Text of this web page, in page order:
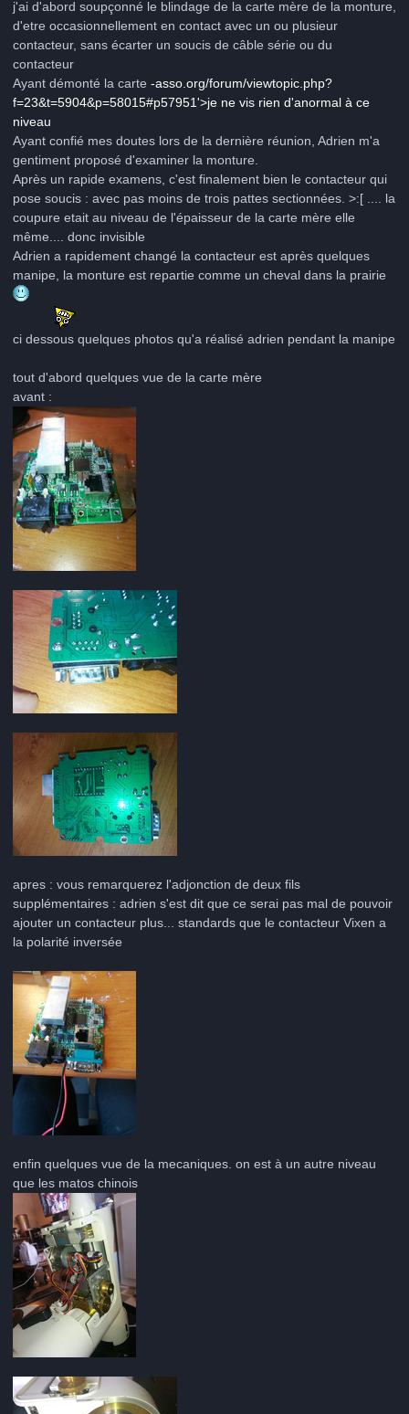
j'ai d'abord soupçonné le blindage de la carte mère de la monture,
d'etre occasionnellement en contact avec un ou plusieur
contacteur, sans écarter un soucis de câble série ou du
contacteur
Ayant démonté la carte -asso.org/forum/viewtopic.php?
f=23&t=5904&p=58015#p57951'>je ne vis rien d'anormal à ce
niveau
Ayant confié mes doutes lors de la dernière réunion, Adrien m'a
gentiment proposé d'examiner la monture.
Après un rapide examens, c'est finalement bien le contacteur qui
pose soucis : avec pas moins de trois pattes sectionnées. >:[ .... la
coupure etait au niveau de l'épaisseur de la carte mère elle
même.... donc invisible
Adrien a rapidement changé la contacteur est après quelques
manipe, la monture est repartie comme un cheval dans la prairie
ci dessous quelques photos qu'a réalisé adrien pendant la manipe
tout d'abord quelques vue de la carte mère
avant :
apres : vous remarquerez l'adjonction de deux fils
supplémentaires : adrien s'est dit que ce serai pas mal de pouvoir
ajouter un contacteur plus... standards que le contacteur Vixen a
la polarité inversée
enfin quelques vue de la mecaniques. on est à un autre niveau
que les matos chinois